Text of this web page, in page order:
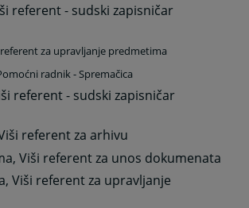
referent - sudski zapisničar
referent za upravljanje predmetima
radnik - Spremačica
referent - sudski zapisničar
referent za arhivu
Viši referent za unos dokumenata
Viši referent za upravljanje